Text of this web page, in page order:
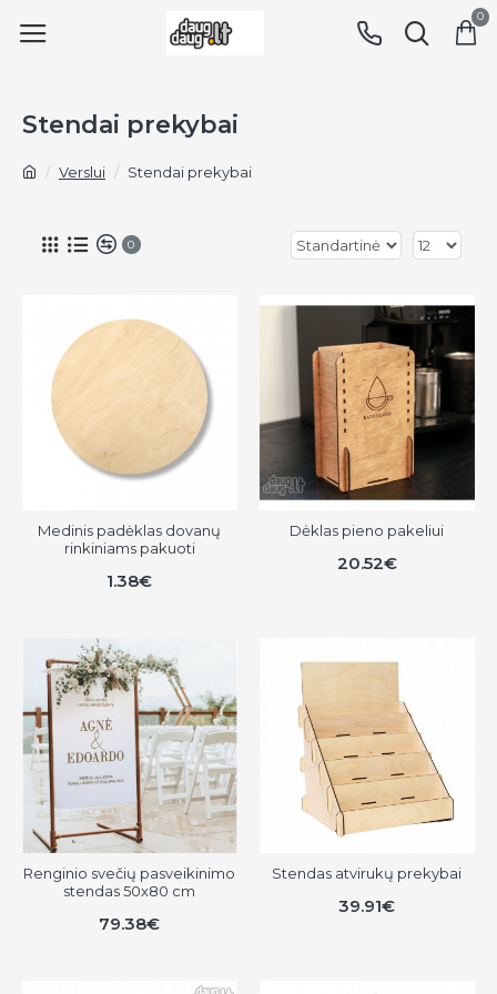
0
Verslui Stendai prekybai
Stendai prekybai
0
Medinis padėklas dovanų
rinkiniams pakuoti
1.38€
Dėklas pieno pakeliui
20.52€
Renginio svečių pasveikinimo
stendas 50x80 cm
79.38€
Stendas atvirukų prekybai
39.91€